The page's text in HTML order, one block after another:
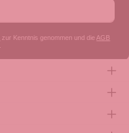
zur Kenntnis genommen und die AGB